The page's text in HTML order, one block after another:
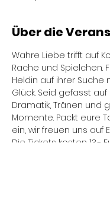
Über die
Wahre Liebe trifft auf
Rache und Spielchen.
Heldin auf ihrer Suche
Glück. Seid gefasst
Dramatik, Tränen und
Momente. Packt eure
ein, wir freuen uns auf
Die Tickets kosten 13,-